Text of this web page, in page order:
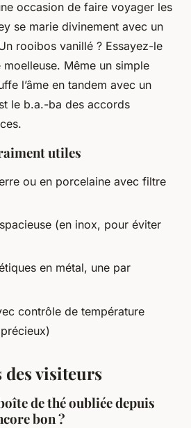
occasion de faire voyager les
se marie divinement avec un
rooibos vanillé ? Essayez-le
Même un simple
l’âme en tandem avec un
le b.a.-ba des accords
utiles
ou en porcelaine avec filtre
(en inox, pour éviter
en métal, une par
contrôle de température
des visiteurs
de thé oubliée depuis
bon ?